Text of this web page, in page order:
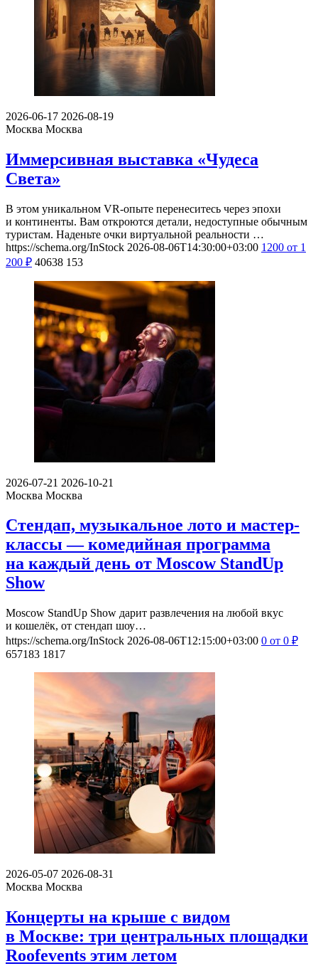
2026-06-17 2026-08-19
Москва Москва
Иммерсивная выставка «Чудеса
Света»
В этом уникальном VR-опыте перенеситесь через эпохи
и континенты. Вам откроются детали, недоступные обычным
туристам. Наденьте очки виртуальной реальности …
https://schema.org/InStock 2026-08-06T14:30:00+03:00 1200 от 1
200 ₽ 40638 153
2026-07-21 2026-10-21
Москва Москва
Стендап, музыкальное лото и мастер-
классы — комедийная программа
на каждый день от Moscow StandUp
Show
Moscow StandUp Show дарит развлечения на любой вкус
и кошелёк, от стендап шоу…
https://schema.org/InStock 2026-08-06T12:15:00+03:00 0 от 0 ₽
657183 1817
2026-05-07 2026-08-31
Москва Москва
Концерты на крыше с видом
в Москве: три центральных площадки
Roofevents этим летом